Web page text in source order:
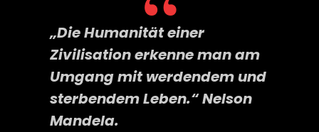
„Die Humanität einer
Zivilisation erkenne man am
Umgang mit werdendem und
sterbendem Leben.“ Nelson
Mandela.